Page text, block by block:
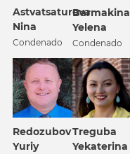
Astvatsaturova
Nina
Condenado
Barmakina
Yelena
Condenado
Redozubov
Yuriy
Treguba
Yekaterina